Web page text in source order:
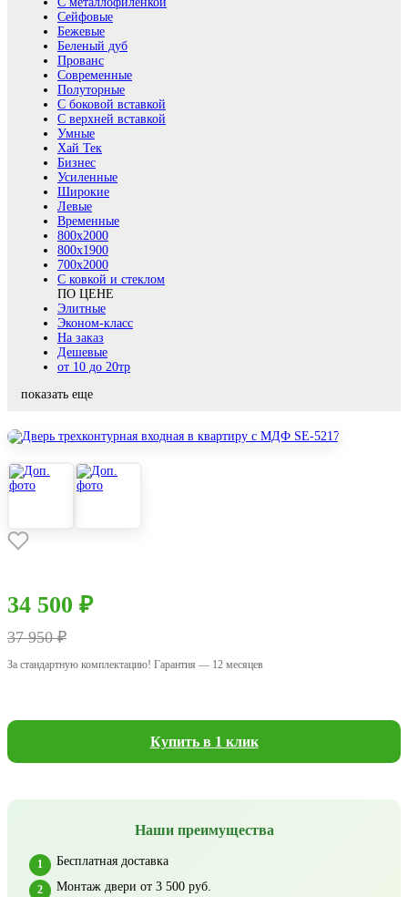
Сейфовые
Бежевые
Беленый дуб
Прованс
Современные
Полуторные
С боковой вставкой
С верхней вставкой
Умные
Хай Тек
Бизнес
Усиленные
Широкие
Левые
Временные
800х2000
800x1900
700x2000
С ковкой и стеклом
ПО ЦЕНЕ
Элитные
Эконом-класс
На заказ
Дешевые
от 10 до 20тр
показать еще
34 500 ₽
37 950 ₽
За стандартную комплектацию! Гарантия — 12 месяцев
Купить в 1 клик
Наши преимущества
Бесплатная доставка
Монтаж двери от 3 500 руб.